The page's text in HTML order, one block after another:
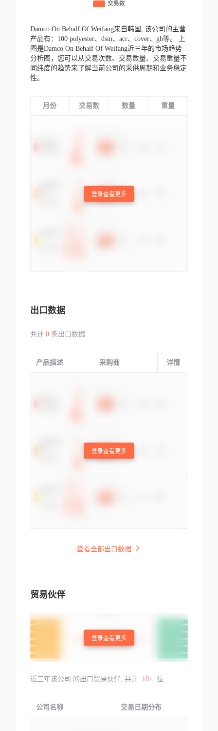
Damco On Behalf Of Weifang来自韩国, 该公司的主营
产品有：100 polyester、dsm、acr、cover、gh等。
上
图是Damco On Behalf Of Weifang近三年的市场趋势
分析图，您可以从交易次数、交易数量、交易重量不
同纬度的趋势来了解当前公司的采供周期和业务稳定
性。
月份 交易数 数量 重量
登录查看更多
出口数据
共计 0条出口数据
产品描述 采购商 起运国/地区
详情
登录查看更多
查看全部出口数据
贸易伙伴
登录查看更多
近三年该公司 的出口贸易伙伴, 共计 10+ 位
公司名称 交易日期分布